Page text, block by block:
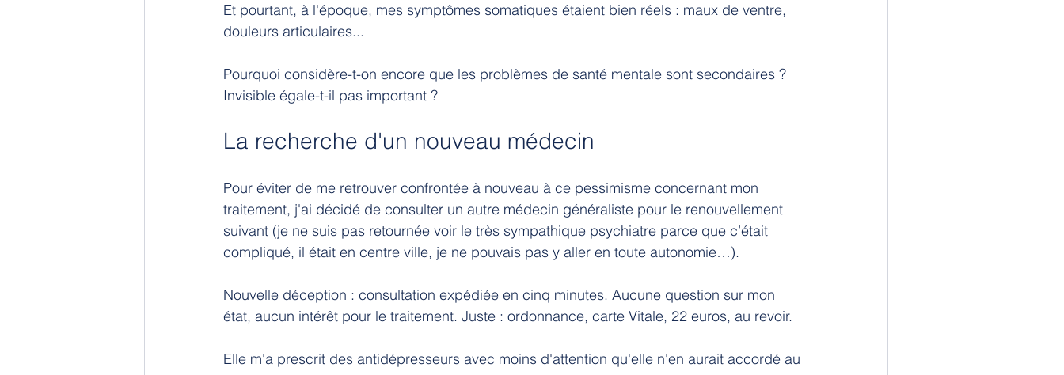
Et pourtant, à l'époque, mes symptômes somatiques étaient bien réels : maux de ventre,
douleurs articulaires...
Pourquoi considère-t-on encore que les problèmes de santé mentale sont secondaires ?
Invisible égale-t-il pas important ?
La recherche d'un nouveau médecin
Pour éviter de me retrouver confrontée à nouveau à ce pessimisme concernant mon
traitement, j'ai décidé de consulter un autre médecin généraliste pour le renouvellement
suivant (je ne suis pas retournée voir le très sympathique psychiatre parce que c’était
compliqué, il était en centre ville, je ne pouvais pas y aller en toute autonomie…).
Nouvelle déception : consultation expédiée en cinq minutes. Aucune question sur mon
état, aucun intérêt pour le traitement. Juste : ordonnance, carte Vitale, 22 euros, au revoir.
Elle m'a prescrit des antidépresseurs avec moins d'attention qu'elle n'en aurait accordé au